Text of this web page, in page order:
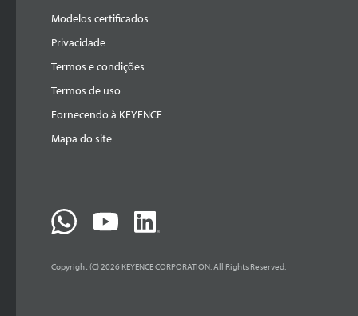
Modelos certificados
Privacidade
Termos e condições
Termos de uso
Fornecendo à KEYENCE
Mapa do site
Copyright (C) 2026 KEYENCE CORPORATION. All Rights Reserved.